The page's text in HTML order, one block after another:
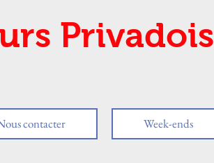
Privadois
contacter Week-ends